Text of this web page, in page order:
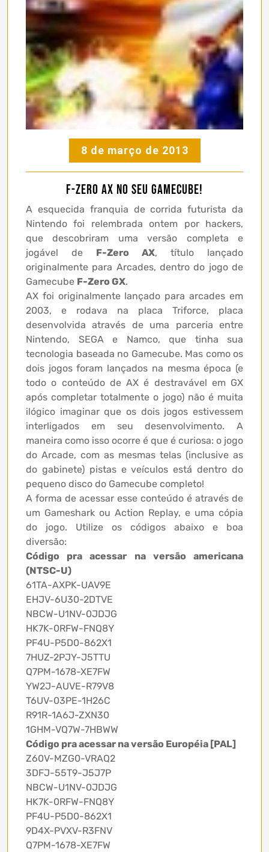
8 de março de 2013
F-Zero AX no seu Gamecube!
A esquecida franquia de corrida futurista da
Nintendo foi relembrada ontem por hackers,
que descobriram uma versão completa e
jogável de F-Zero AX, título lançado
originalmente para Arcades, dentro do jogo de
Gamecube F-Zero GX.
AX foi originalmente lançado para arcades em
2003, e rodava na placa Triforce, placa
desenvolvida através de uma parceria entre
Nintendo, SEGA e Namco, que tinha sua
tecnologia baseada no Gamecube. Mas como os
dois jogos foram lançados na mesma época (e
todo o conteúdo de AX é destravável em GX
após completar totalmente o jogo) não é muita
ilógico imaginar que os dois jogos estivessem
interligados em seu desenvolvimento. A
maneira como isso ocorre é que é curiosa: o jogo
do Arcade, com as mesmas telas (inclusive as
do gabinete) pistas e veículos está dentro do
pequeno disco do Gamecube completo!
A forma de acessar esse conteúdo é através de
um Gameshark ou Action Replay, e uma cópia
do jogo. Utilize os códigos abaixo e boa
diversão:
Código pra acessar na versão americana
(NTSC-U)
61TA-AXPK-UAV9E
EHJV-6U30-2DTVE
NBCW-U1NV-0JDJG
HK7K-0RFW-FNQ8Y
PF4U-P5D0-862X1
7HUZ-2PJY-J5TTU
Q7PM-1678-XE7FW
YW2J-AUVE-R79V8
T6UV-03PE-1H26C
R91R-1A6J-ZXN30
1GHM-VQ7W-7HBWW
Código pra acessar na versão Européia [PAL]
Z60V-MZG0-VRAQ2
3DFJ-55T9-J5J7P
NBCW-U1NV-0JDJG
HK7K-0RFW-FNQ8Y
PF4U-P5D0-862X1
9D4X-PVXV-R3FNV
Q7PM-1678-XE7FW